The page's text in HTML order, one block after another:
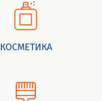
КОСМЕТИКА